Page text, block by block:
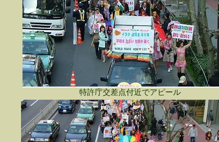
特許庁交差点付近でアピール